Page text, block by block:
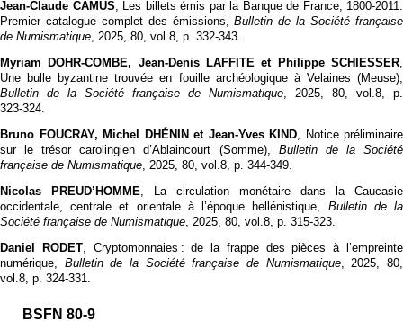
Jean-Claude CAMUS, Les billets émis par la Banque de France, 1800-2011.
Premier catalogue complet des émissions,Bulletin de la Société française
de Numismatique, 2025, 80, vol.8, p. 332‑343.
Myriam DOHR-COMBE, Jean-Denis LAFFITE et Philippe SCHIESSER,
Une bulle byzantine trouvée en fouille archéologique à Velaines (Meuse),
Bulletin de la Société française de Numismatique, 2025, 80, vol.8, p.
323‑324.
Bruno FOUCRAY, Michel DHÉNIN et Jean-Yves KIND, Notice préliminaire
sur le trésor carolingien d’Ablaincourt (Somme), Bulletin de la Société
française de Numismatique, 2025, 80, vol.8, p. 344‑349.
Nicolas PREUD’HOMME, La circulation monétaire dans la Caucasie
occidentale, centrale et orientale à l’époque hellénistique, Bulletin de la
Société française de Numismatique, 2025, 80, vol.8, p. 315‑323.
Daniel RODET, Cryptomonnaies : de la frappe des pièces à l’empreinte
numérique, Bulletin de la Société française de Numismatique, 2025, 80,
vol.8, p. 324‑331.
BSFN 80-9